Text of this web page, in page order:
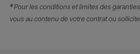
*Pour les conditions et limites des
vous au contenu de votre contrat ou